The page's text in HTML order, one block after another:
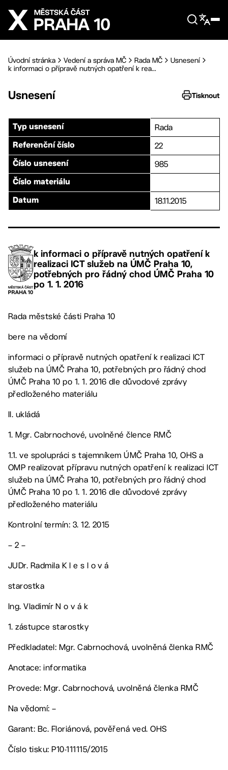
Přejít na hlavní obsah
Úvodní stránka Vedení a správa MČ Rada MČ
Usnesení
k informaci o přípravě nutných opatření k rea...
Usnesení Tisknout
Typ usnesení Rada
Referenční číslo 22
Číslo usnesení 985
Číslo materiálu
Datum 18.11.2015
k informaci o přípravě nutných opatření k
realizaci ICT služeb na ÚMČ Praha 10,
potřebných pro řádný chod ÚMČ Praha 10
po 1. 1. 2016
Rada městské části Praha 10
bere na vědomí
informaci o přípravě nutných opatření k realizaci ICT
služeb na ÚMČ Praha 10, potřebných pro řádný chod
ÚMČ Praha 10 po 1. 1. 2016 dle důvodové zprávy
předloženého materiálu
II. ukládá
1. Mgr. Cabrnochové, uvolněné člence RMČ
1.1. ve spolupráci s tajemníkem ÚMČ Praha 10, OHS a
OMP realizovat přípravu nutných opatření k realizaci ICT
služeb na ÚMČ Praha 10, potřebných pro řádný chod
ÚMČ Praha 10 po 1. 1. 2016 dle důvodové zprávy
předloženého materiálu
Kontrolní termín: 3. 12. 2015
– 2 –
JUDr. Radmila K l e s l o v á
starostka
Ing. Vladimír N o v á k
1. zástupce starostky
Předkladatel: Mgr. Cabrnochová, uvolněná členka RMČ
Anotace: informatika
Provede: Mgr. Cabrnochová, uvolněná členka RMČ
Na vědomí: –
Garant: Bc. Floriánová, pověřená ved. OHS
Číslo tisku: P10-111115/2015